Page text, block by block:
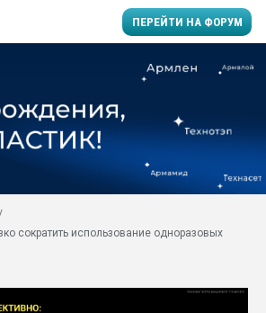
ПЕРЕЙТИ НА ФОРУМ
Вакуум-формовочные
28.07.2026
Всё, что касается
сократить использование одноразовых